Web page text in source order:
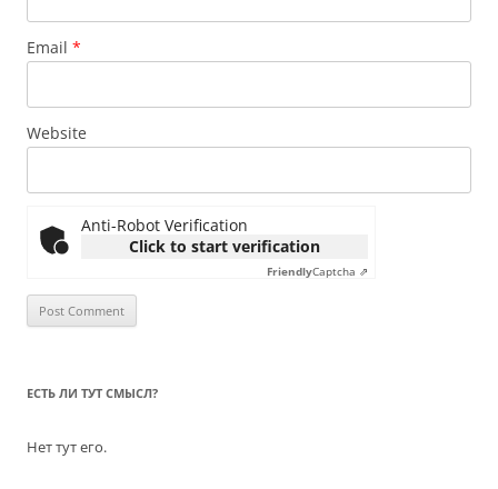
Email *
Website
Anti-Robot Verification
Click to start verification
FriendlyCaptcha ⇗
ЕСТЬ ЛИ ТУТ СМЫСЛ?
Нет тут его.